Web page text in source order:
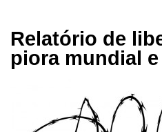
Relatório de
piora mundial